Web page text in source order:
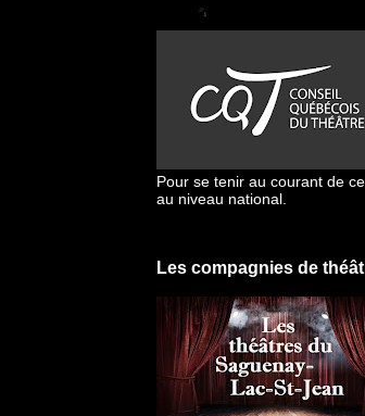
Pour se tenir au courant de
au niveau national.
Les compagnies de